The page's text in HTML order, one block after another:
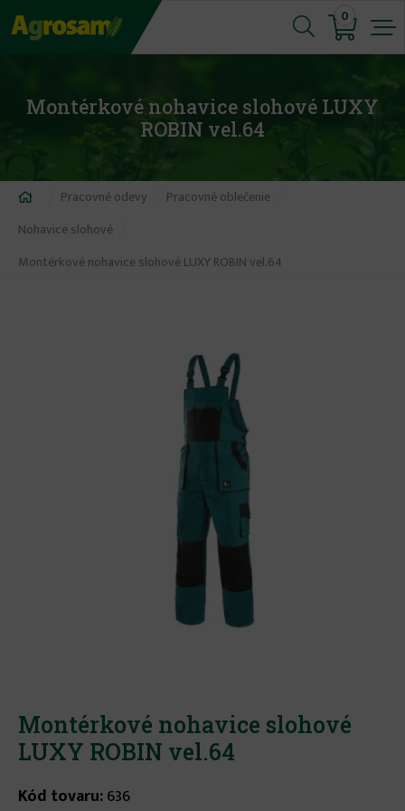
Jump
to
0
Montérkové nohavice slohové LUXY
ROBIN vel.64
Nachádzate
sa
tu
Pracovné odevy
Pracovné oblečenie
Nohavice slohové
Montérkové nohavice slohové LUXY ROBIN vel.64
Montérkové nohavice slohové
LUXY ROBIN vel.64
Kód tovaru:636